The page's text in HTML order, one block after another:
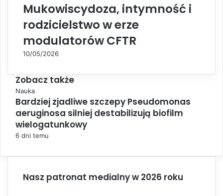
Mukowiscydoza, intymność i
rodzicielstwo w erze
modulatorów CFTR
10/05/2026
Zobacz także
C
l
o
s
e
Nauka
Bardziej zjadliwe szczepy Pseudomonas
aeruginosa silniej destabilizują biofilm
wielogatunkowy
6 dni temu
Nasz patronat medialny w 2026 roku